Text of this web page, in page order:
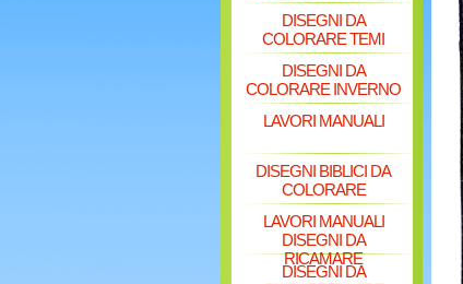
DISEGNI DA
COLORARE TEMI
DISEGNI DA
COLORARE INVERNO
LAVORI MANUALI
DISEGNI BIBLICI DA
COLORARE
LAVORI MANUALI
DISEGNI DA
RICAMARE
DISEGNI DA